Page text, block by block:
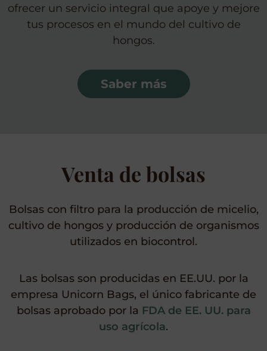
ofrecer un servicio integral que apoye y mejore
tus procesos en el mundo del cultivo de
hongos.
Saber más
Venta de bolsas
Bolsas con filtro para la producción de micelio,
cultivo de hongos y producción de organismos
utilizados en biocontrol.
Las bolsas son producidas en EE.UU. por la
empresa Unicorn Bags, el único fabricante de
bolsas aprobado por la FDA de EE. UU. para
uso agrícola.